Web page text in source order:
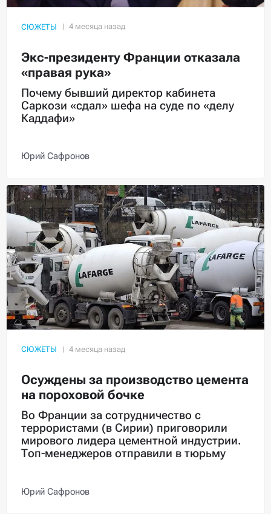
СЮЖЕТЫ
Экс-президенту Франции отказала
«правая рука»
Почему бывший директор кабинета
Саркози «сдал» шефа на суде по «делу
Каддафи»
Юрий Сафронов
СЮЖЕТЫ
Осуждены за производство цемента
на пороховой бочке
Во Франции за сотрудничество с
террористами (в Сирии) приговорили
мирового лидера цементной индустрии.
Топ-менеджеров отправили в тюрьму
Юрий Сафронов